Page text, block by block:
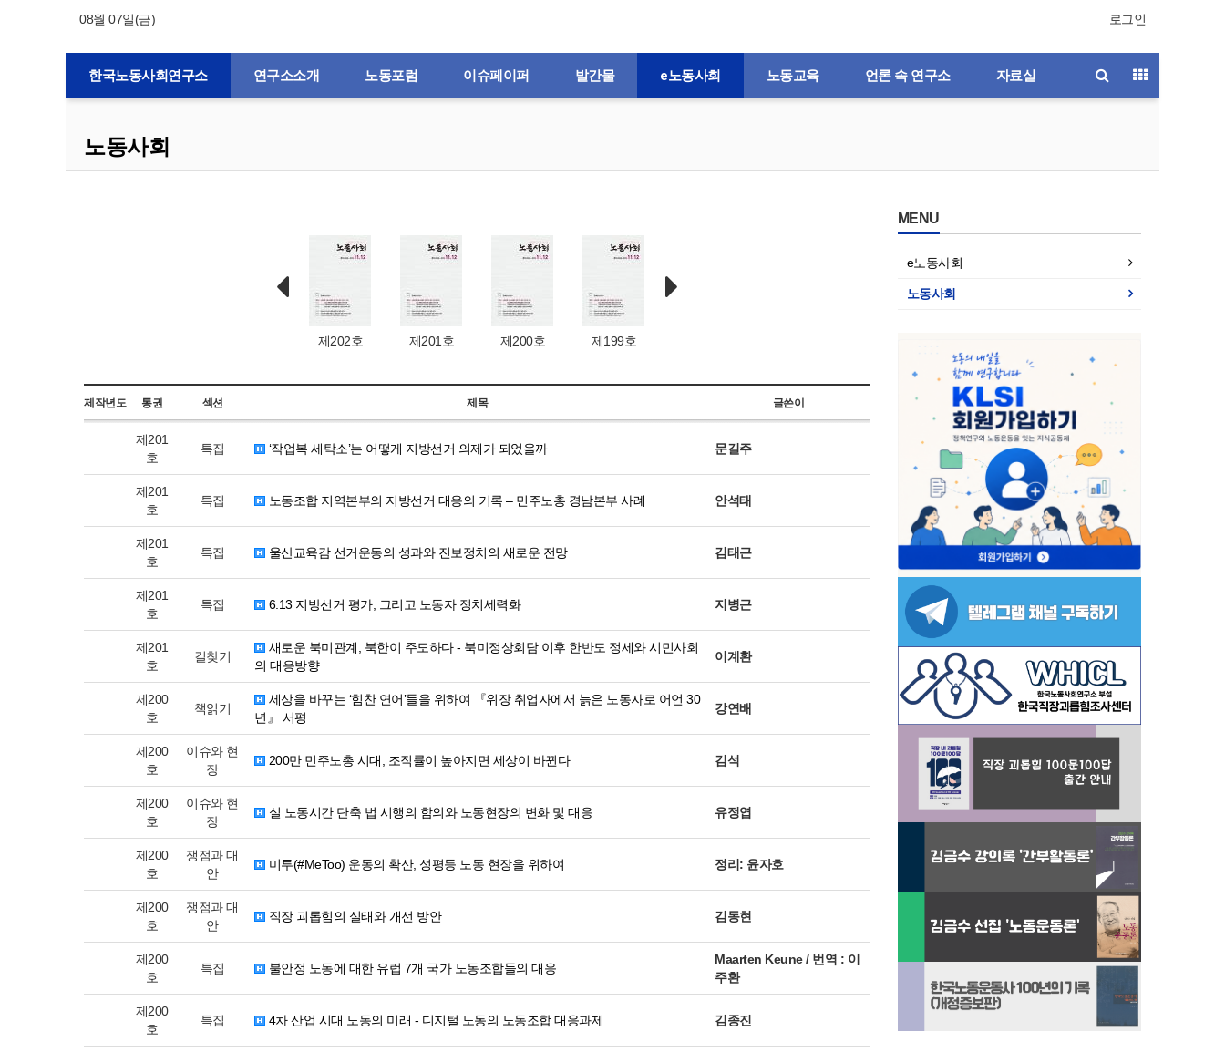
08월 07일(금) 로그인
한국노동사회연구소 연구소소개 노동포럼 이슈페이퍼 발간물 e노동사회 노동교육 언론 속 연구소 자료실
노동사회
제202호 제201호 제200호 제199호
제작년도 통권 섹션 제목 글쓴이
제201
호
특집 ‘작업복 세탁소’는 어떻게 지방선거 의제가 되었을까 문길주
제201
호
특집 노동조합 지역본부의 지방선거 대응의 기록 – 민주노총 경남본부 사례 안석태
제201
호
특집 울산교육감 선거운동의 성과와 진보정치의 새로운 전망 김태근
제201
호
특집 6.13 지방선거 평가, 그리고 노동자 정치세력화 지병근
제201
호
길찾기
새로운 북미관계, 북한이 주도하다 - 북미정상회담 이후 한반도 정세와 시민사회
의 대응방향
이계환
제200
호
책읽기
세상을 바꾸는 ‘힘찬 연어’들을 위하여 『위장 취업자에서 늙은 노동자로 어언 30
년』 서평
강연배
제200
호
이슈와 현
장
200만 민주노총 시대, 조직률이 높아지면 세상이 바뀐다 김석
제200
호
이슈와 현
장
실 노동시간 단축 법 시행의 함의와 노동현장의 변화 및 대응 유정엽
제200
호
쟁점과 대
안
미투(#MeToo) 운동의 확산, 성평등 노동 현장을 위하여 정리: 윤자호
제200
호
쟁점과 대
안
직장 괴롭힘의 실태와 개선 방안 김동현
제200
호
특집 불안정 노동에 대한 유럽 7개 국가 노동조합들의 대응
Maarten Keune / 번역 : 이
주환
제200
호
특집 4차 산업 시대 노동의 미래 - 디지털 노동의 노동조합 대응과제 김종진
MENU
e노동사회
노동사회